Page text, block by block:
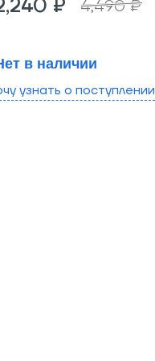
₽ 4,490 ₽
в наличии
узнать о поступлении